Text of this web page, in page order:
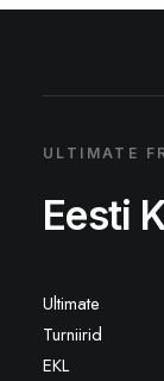
ULTIMATE
Eesti
Ultimate
Turniirid
EKL